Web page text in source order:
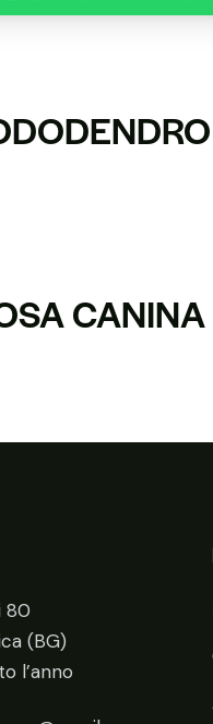
CANINA
80
(BG)
l’anno